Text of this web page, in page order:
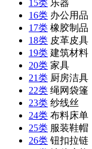
15类 乐器
16类 办公用品
17类 橡胶制品
18类 皮革皮具
19类 建筑材料
20类 家具
21类 厨房洁具
22类 绳网袋篷
23类 纱线丝
24类 布料床单
25类 服装鞋帽
26类 钮扣拉链